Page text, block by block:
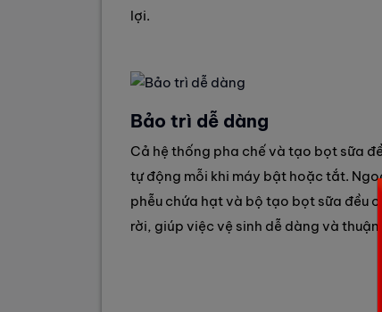
lợi.
Bảo trì dễ dàng
Cả hệ thống pha chế và tạo bọt sữa
tự động mỗi khi máy bật hoặc tắt.
phễu chứa hạt và bộ tạo bọt sữa đều
rời, giúp việc vệ sinh dễ dàng và thuận